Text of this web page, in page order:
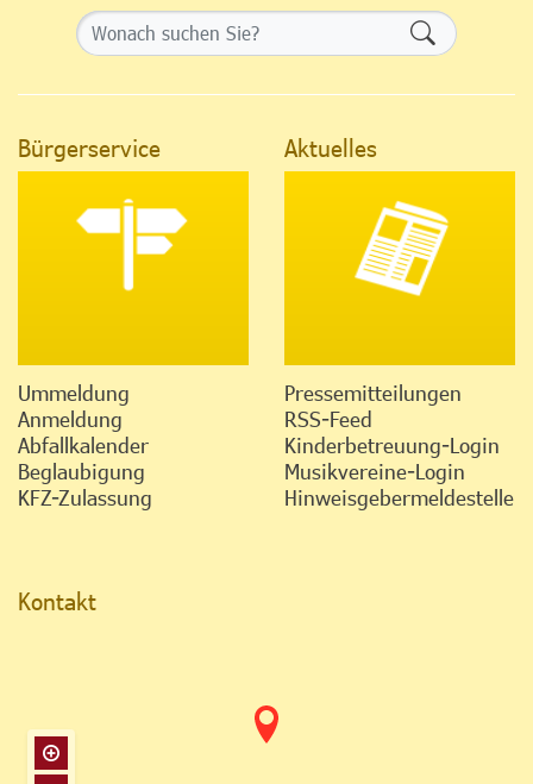
Bürgerservice
Ummeldung
Anmeldung
Abfallkalender
Beglaubigung
KFZ-Zulassung
Aktuelles
Pressemitteilungen
RSS-Feed
Kinderbetreuung-Login
Musikvereine-Login
Hinweisgebermeldestelle
Kontakt